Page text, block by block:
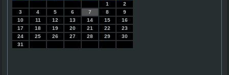
1
2
3
4 5 6 7 8
9
10
11 12 13 14 15
16
17
18 19 20 21 22
23
24
25 26 27 28 29
30
31